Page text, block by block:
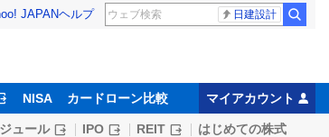
JAPANヘルプ 日建設計
NISA カードローン比較 マイアカウント
ュール IPO REIT はじめての株式